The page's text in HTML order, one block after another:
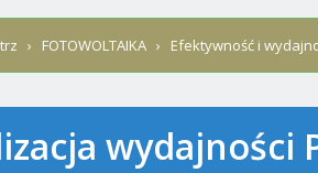
› FOTOWOLTAIKA › Efektywność i
wydajności